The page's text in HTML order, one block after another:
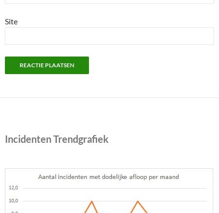
Site
Incidenten Trendgrafiek